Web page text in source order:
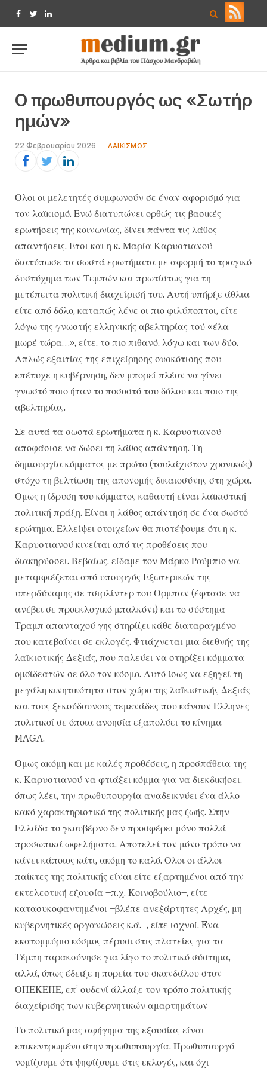
Facebook
TwitterLinkedIn
Ο πρωθυπουργός ως «Σωτήρ
ημών»
22 Φεβρουαρίου 2026 ΛΑΙΚΙΣΜΌΣ
Ολοι οι μελετητές συμφωνούν σε έναν αφορισμό για
τον λαϊκισμό. Ενώ διατυπώνει ορθώς τις βασικές
ερωτήσεις της κοινωνίας, δίνει πάντα τις λάθος
απαντήσεις. Ετσι και η κ. Μαρία Καρυστιανού
διατύπωσε τα σωστά ερωτήματα με αφορμή το τραγικό
δυστύχημα των Τεμπών και πρωτίστως για τη
μετέπειτα πολιτική διαχείρισή του. Αυτή υπήρξε άθλια
είτε από δόλο, καταπώς λένε οι πιο φιλύποπτοι, είτε
λόγω της γνωστής ελληνικής αβελτηρίας τού «έλα
μωρέ τώρα…», είτε, το πιο πιθανό, λόγω και των δύο.
Απλώς εξαιτίας της επιχείρησης συσκότισης που
επέτυχε η κυβέρνηση, δεν μπορεί πλέον να γίνει
γνωστό ποιο ήταν το ποσοστό του δόλου και ποιο της
αβελτηρίας.
Σε αυτά τα σωστά ερωτήματα η κ. Καρυστιανού
αποφάσισε να δώσει τη λάθος απάντηση. Τη
δημιουργία κόμματος με πρώτο (τουλάχιστον χρονικώς)
στόχο τη βελτίωση της απονομής δικαιοσύνης στη χώρα.
Ομως η ίδρυση του κόμματος καθαυτή είναι λαϊκιστική
πολιτική πράξη. Είναι η λάθος απάντηση σε ένα σωστό
ερώτημα. Ελλείψει στοιχείων θα πιστέψουμε ότι η κ.
Καρυστιανού κινείται από τις προθέσεις που
διακηρύσσει. Βεβαίως, είδαμε τον Μάρκο Ρούμπιο να
μεταμφιέζεται από υπουργός Εξωτερικών της
υπερδύναμης σε τσιρλίντερ του Ορμπαν (έφτασε να
ανέβει σε προεκλογικό μπαλκόνι) και το σύστημα
Τραμπ απανταχού γης στηρίζει κάθε διαταραγμένο
που κατεβαίνει σε εκλογές. Φτιάχνεται μια διεθνής της
λαϊκιστικής Δεξιάς, που παλεύει να στηρίξει κόμματα
ομοϊδεατών σε όλο τον κόσμο. Αυτό ίσως να εξηγεί τη
μεγάλη κινητικότητα στον χώρο της λαϊκιστικής Δεξιάς
και τους ξεκούδουνους τεμενάδες που κάνουν Ελληνες
πολιτικοί σε όποια ανοησία εξαπολύει το κίνημα
MAGA.
Ομως ακόμη και με καλές προθέσεις, η προσπάθεια της
κ. Καρυστιανού να φτιάξει κόμμα για να διεκδικήσει,
όπως λέει, την πρωθυπουργία αναδεικνύει ένα άλλο
κακό χαρακτηριστικό της πολιτικής μας ζωής. Στην
Ελλάδα το γκουβέρνο δεν προσφέρει μόνο πολλά
προσωπικά ωφελήματα. Αποτελεί τον μόνο τρόπο να
κάνει κάποιος κάτι, ακόμη το καλό. Ολοι οι άλλοι
παίκτες της πολιτικής είναι είτε εξαρτημένοι από την
εκτελεστική εξουσία –π.χ. Κοινοβούλιο–, είτε
κατασυκοφαντημένοι –βλέπε ανεξάρτητες Αρχές, μη
κυβερνητικές οργανώσεις κ.ά.–, είτε ισχνοί. Eνα
εκατομμύριο κόσμος πέρυσι στις πλατείες για τα
Τέμπη ταρακούνησε για λίγο το πολιτικό σύστημα,
αλλά, όπως έδειξε η πορεία του σκανδάλου στον
ΟΠΕΚΕΠΕ, επ’ ουδενί άλλαξε τον τρόπο πολιτικής
διαχείρισης των κυβερνητικών αμαρτημάτων
Το πολιτικό μας αφήγημα της εξουσίας είναι
επικεντρωμένο στην πρωθυπουργία. Πρωθυπουργό
νομίζουμε ότι ψηφίζουμε στις εκλογές, και όχι